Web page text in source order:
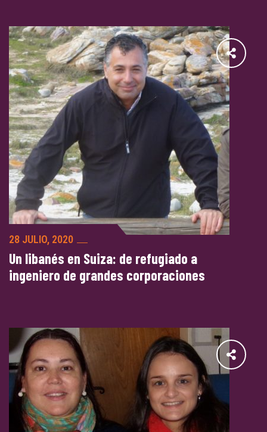
28 JULIO, 2020
Un libanés en Suiza: de refugiado a
ingeniero de grandes corporaciones